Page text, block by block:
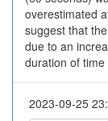
overestimated
suggest that
due to an
duration of
2023-09-25